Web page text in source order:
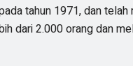
tahun 1971, dan
dari 2.000 orang dan